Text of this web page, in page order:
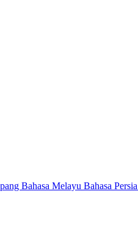
Bahasa Melayu Bahasa Persia